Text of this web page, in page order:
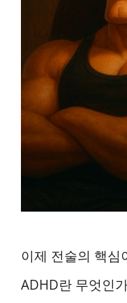
이제 전술의 핵심
ADHD란 무엇인